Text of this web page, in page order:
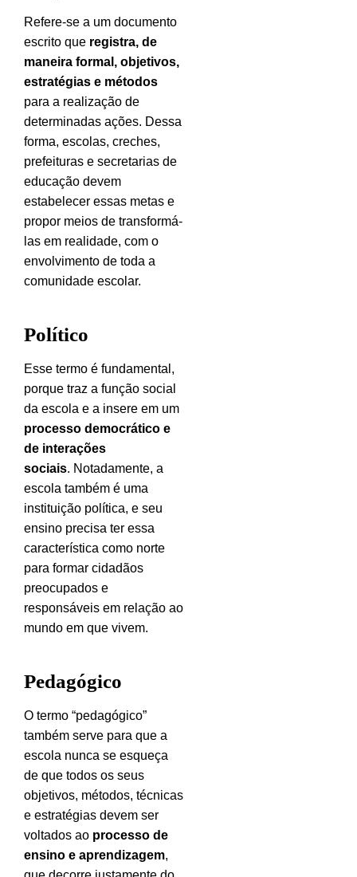
Refere-se a um documento
escrito que registra, de
maneira formal, objetivos,
estratégias e métodos
para a realização de
determinadas ações. Dessa
forma, escolas, creches,
prefeituras e secretarias de
educação devem
estabelecer essas metas e
propor meios de transformá-
las em realidade, com o
envolvimento de toda a
comunidade escolar.
Político
Esse termo é fundamental,
porque traz a função social
da escola e a insere em um
processo democrático e
de interações
sociais. Notadamente, a
escola também é uma
instituição política, e seu
ensino precisa ter essa
característica como norte
para formar cidadãos
preocupados e
responsáveis em relação ao
mundo em que vivem.
Pedagógico
O termo “pedagógico”
também serve para que a
escola nunca se esqueça
de que todos os seus
objetivos, métodos, técnicas
e estratégias devem ser
voltados ao processo de
ensino e aprendizagem,